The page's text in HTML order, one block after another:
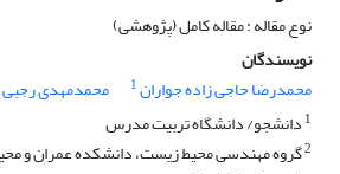
نوع مقاله : مقاله کامل (پژوهشی)
نویسندگان
محمدرضا حاجی زاده جواران1 محمدمهدی رجبی
1 دانشجو/ دانشگاه تربیت مدرس
2گروه مهندسی محیط زیست، دانشکده عمران و